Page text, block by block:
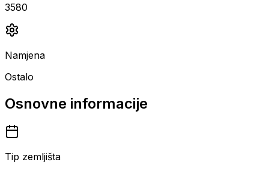
3580
Namjena
Ostalo
Osnovne informacije
Tip zemljišta